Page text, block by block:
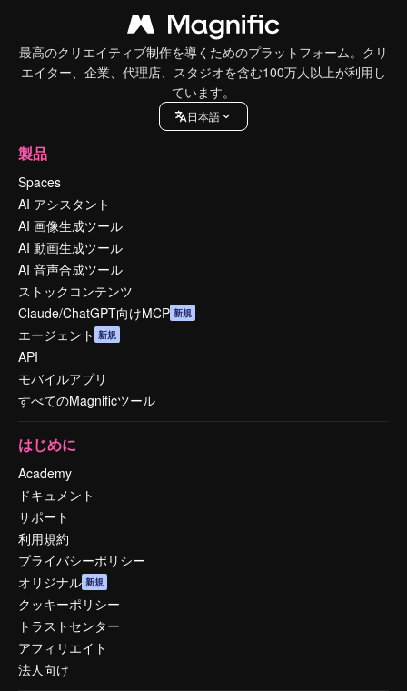
最高のクリエイティブ制作を導くためのプラットフォーム。クリ
エイター、企業、代理店、スタジオを含む100万人以上が利用し
ています。
日本語
製品
Spaces
AI アシスタント
AI 画像生成ツール
AI 動画生成ツール
AI 音声合成ツール
ストックコンテンツ
Claude/ChatGPT向けMCP 新規
エージェント 新規
API
モバイルアプリ
すべてのMagnificツール
はじめに
Academy
ドキュメント
サポート
利用規約
プライバシーポリシー
オリジナル 新規
クッキーポリシー
トラストセンター
アフィリエイト
法人向け